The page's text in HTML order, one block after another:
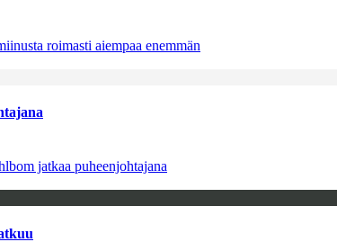
roimasti aiempaa enemmän
jatkaa puheenjohtajana